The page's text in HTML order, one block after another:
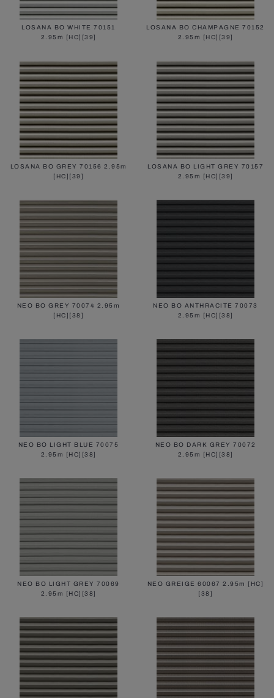
LOSANA BO WHITE 70151
2.95m [HC][39]
LOSANA BO CHAMPAGNE 70152
2.95m [HC][39]
LOSANA BO GREY 70156 2.95m
[HC][39]
LOSANA BO LIGHT GREY 70157
2.95m [HC][39]
NEO BO GREY 70074 2.95m
[HC][38]
NEO BO ANTHRACITE 70073
2.95m [HC][38]
NEO BO LIGHT BLUE 70075
2.95m [HC][38]
NEO BO DARK GREY 70072
2.95m [HC][38]
NEO BO LIGHT GREY 70069
2.95m [HC][38]
NEO GREIGE 60067 2.95m [HC]
[38]